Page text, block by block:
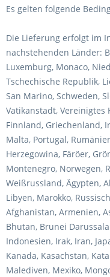
Es gelten folgende
Die Lieferung erfolgt im
nachstehenden Länder:
Luxemburg, Monaco,
Tschechische Republik,
San Marino, Schweden,
Vatikanstadt, Vereinigtes
Finnland, Griechenland,
Malta, Portugal,
Herzegowina, Färöer,
Montenegro, Norwegen,
Weißrussland, Ägypten,
Libyen, Marokko,
Afghanistan, Armenien,
Bhutan, Brunei
Indonesien, Irak, Iran,
Kanada, Kasachstan,
Malediven, Mexiko,